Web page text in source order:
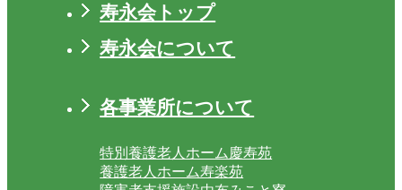
寿永会トップ
寿永会について
各事業所について
特別養護老人ホーム慶寿苑
養護老人ホーム寿楽苑